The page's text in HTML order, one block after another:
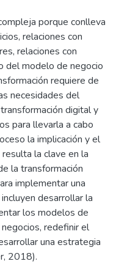
porque conlleva
relaciones con
relaciones con
del modelo de negocio
requiere de
necesidades del
digital y
para llevarla a cabo
la implicación y el
la clave en la
la transformación
implementar una
desarrollar la
los modelos de
redefinir el
una estrategia
2018).